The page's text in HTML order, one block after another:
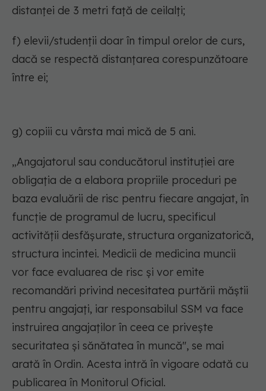
distanței de 3 metri față de ceilalți;
f) elevii/studenții doar în timpul orelor de curs,
dacă se respectă distanțarea corespunzătoare
între ei;
g) copiii cu vârsta mai mică de 5 ani.
„Angajatorul sau conducătorul instituției are
obligația de a elabora propriile proceduri pe
baza evaluării de risc pentru fiecare angajat, în
funcție de programul de lucru, specificul
activității desfășurate, structura organizatorică,
structura incintei. Medicii de medicina muncii
vor face evaluarea de risc și vor emite
recomandări privind necesitatea purtării măștii
pentru angajați, iar responsabilul SSM va face
instruirea angajaților în ceea ce privește
securitatea și sănătatea în muncă", se mai
arată în Ordin. Acesta intră în vigoare odată cu
publicarea în Monitorul Oficial.